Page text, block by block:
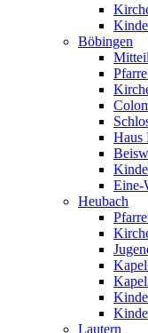
Böbingen
Haus
Eine-
Heubach
Lautern